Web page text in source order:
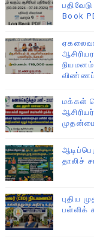
Book
ஏகலைவா
மக்கள்
முதன்மை
தாலிச்
புதிய
பள்ளிக்